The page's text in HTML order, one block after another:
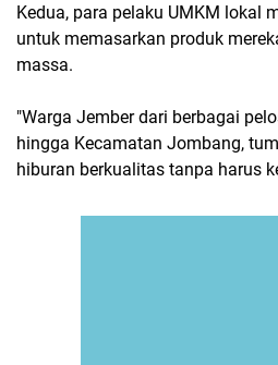
Kedua, para pelaku UMKM lokal
untuk memasarkan produk
massa.
"Warga Jember dari berbagai
hingga Kecamatan Jombang,
hiburan berkualitas tanpa harus